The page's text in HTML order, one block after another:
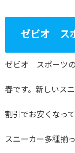
ゼビオ ス
ゼビオ スポーツの
春です。新しいス
割引でお安くなって
スニーカー多種揃っ